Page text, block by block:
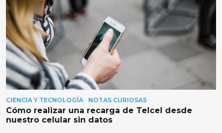
CIENCIA Y TECNOLOGÍA NOTAS CURIOSAS
Cómo realizar una recarga de Telcel desde
nuestro celular sin datos